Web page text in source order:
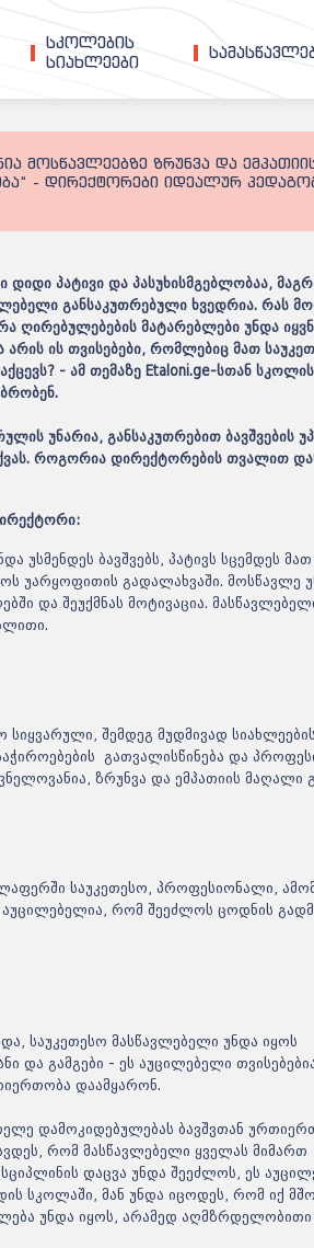
სკოლების
სიახლეები
მოსწავლეებზე ზრუნვა და
- დირექტორები იდეალურ
დიდი პატივი და პასუხისმგებლობაა,
განსაკუთრებული ხვედრია. რას
ღირებულებების მატარებლები უნდა
არის ის თვისებები, რომლებიც მათ
- ამ თემაზე Etaloni.ge-სთან სკოლის
უნარია, განსაკუთრებით ბავშვების
როგორია დირექტორების თვალით
უსმენდეს ბავშვებს, პატივს სცემდეს მათ
უარყოფითის გადალახვაში. მოსწავლე
და შეუქმნას მოტივაცია.
შემდეგ მუდმივად სიახლეების
გათვალისწინება და
ზრუნვა და ემპათიის მაღალი
საუკეთესო, პროფესიონალი,
რომ შეეძლოს ცოდნის
საუკეთესო მასწავლებელი უნდა იყოს
გამგები - ეს აუცილებელი
დაამყარონ.
დამოკიდებულებას ბავშვთან
რომ მასწავლებელი ყველას მიმართ
დაცვა უნდა შეეძლოს, ეს
სკოლაში, მან უნდა იცოდეს, რომ იქ
უნდა იყოს, არამედ აღმზრდელობითი
რამდენი